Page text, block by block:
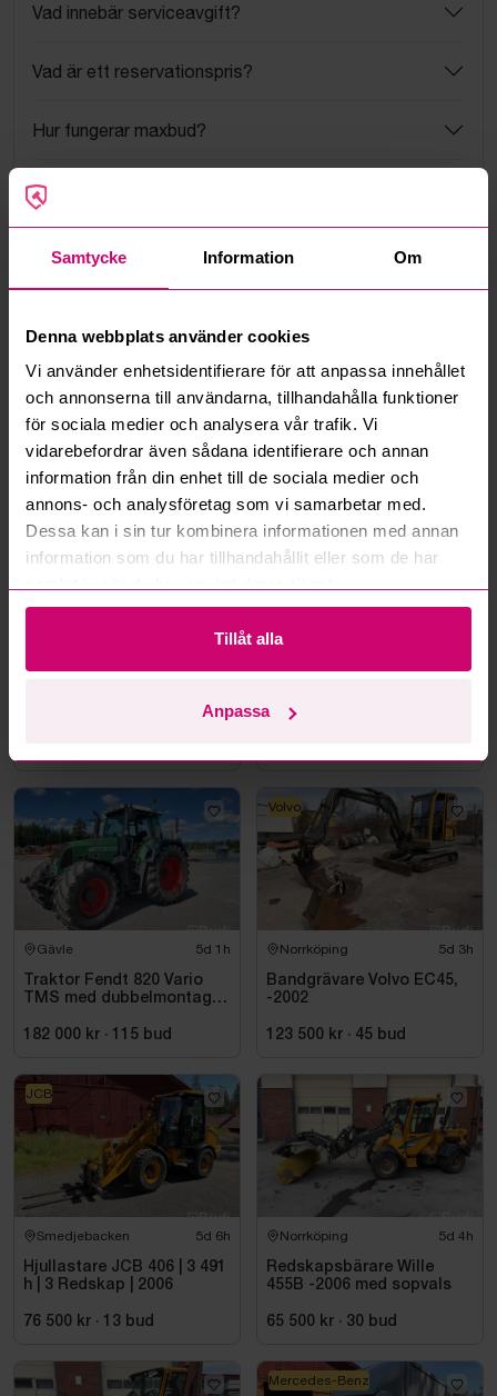
Samtycke Information Om
Denna webbplats använder cookies
Vi använder enhetsidentifierare för att anpassa innehållet
och annonserna till användarna, tillhandahålla funktioner
för sociala medier och analysera vår trafik. Vi
vidarebefordrar även sådana identifierare och annan
information från din enhet till de sociala medier och
annons- och analysföretag som vi samarbetar med.
Dessa kan i sin tur kombinera informationen med annan
information som du har tillhandahållit eller som de har
Tillåt alla
Anpassa
Vad innebär serviceavgift?
Vad är ett reservationspris?
Hur fungerar maxbud?
Hur fungerar budmotorn?
Kan jag ångra ett bud?
Mer från samma kategori
pallställage
Gävle 5d 1h
Traktor Fendt 820 Vario
TMS med dubbelmontage
182 000 kr · 115 bud
Norrköping 5d 3h
Bandgrävare Volvo EC45,
-2002
123 500 kr · 45 bud
Volvo
Smedjebacken 5d 6h
Hjullastare JCB 406 | 3 491
h | 3 Redskap | 2006
76 500 kr · 13 bud
JCB
Norrköping 5d 4h
Redskapsbärare Wille
455B -2006 med sopvals
65 500 kr · 30 bud
Mercedes-Benz